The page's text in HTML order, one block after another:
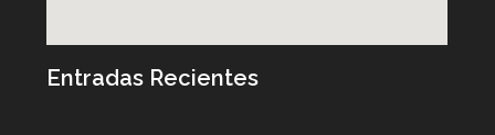
Entradas Recientes